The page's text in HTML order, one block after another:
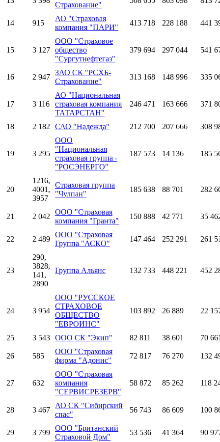
Страхование"
14 915
АО "Страховая
компания "ПАРИ"
413 718 228 188 441
15 3 127
ООО "Страховое
общество
"Сургутнефтегаз"
379 694 297 044 541
16 2 947
ЗАО СК "РСХБ-
Страхование"
313 168 148 996 335
17 3 116
АО "Национальная
страховая компания
ТАТАРСТАН"
246 471 163 666 371
18 2 182 САО "Надежда" 212 700 207 666 308
19 3 295
ООО
"Национальная
страховая группа -
"РОСЭНЕРГО"
187 573 14 136 185
20
1216,
4001,
3957
Страховая группа
"Чулпан"
185 638 88 701 282
21 2 042
ООО "Страховая
компания "Гранта"
150 888 42 771 35
22 2 489
ООО "Страховая
Группа "АСКО"
147 464 252 291 261
23
290,
3828,
141,
2890
Группа Альянс 132 733 448 221 452
24 3 954
ООО "РУССКОЕ
СТРАХОВОЕ
ОБЩЕСТВО
"ЕВРОИНС"
103 892 26 889 22
25 3 543 ООО СК "Экип" 82 811 38 601 70
26 585
ООО "Страховая
фирма "Адонис"
72 817 76 270 132
27 632
ООО "Страховая
компания
"СЕРВИСРЕЗЕРВ"
58 872 85 262 118
28 3 467
АО СК "Сибирский
спас"
56 743 86 609 100
29 3 799
ООО "Британский
Страховой Дом"
53 536 41 364 90